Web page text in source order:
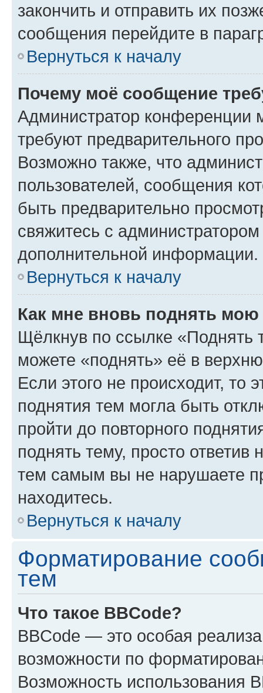
закончить и отправить их
сообщения перейдите в
Вернуться к началу
Почему моё сообщение
Администратор конференции
требуют предварительного
Возможно также, что
пользователей, сообщения
быть предварительно
свяжитесь с
дополнительной информации.
Вернуться к началу
Как мне вновь поднять мою
Щёлкнув по ссылке «Поднять
можете «поднять» её в
Если этого не происходит, то
поднятия тем могла быть
пройти до повторного
поднять тему, просто ответив
тем самым вы не нарушаете
находитесь.
Вернуться к началу
Форматирование
тем
Что такое BBCode?
BBCode — это особая
возможности по
Возможность использования